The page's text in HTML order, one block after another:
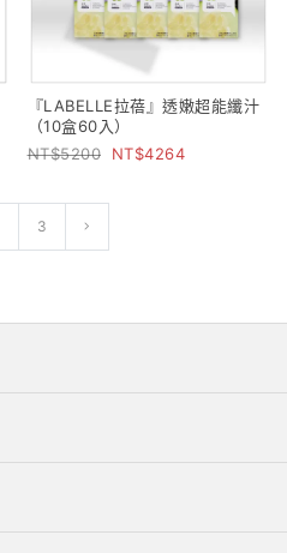
『LABELLE拉蓓』透嫩超能纖汁
（10盒60入）
5200
4264
3